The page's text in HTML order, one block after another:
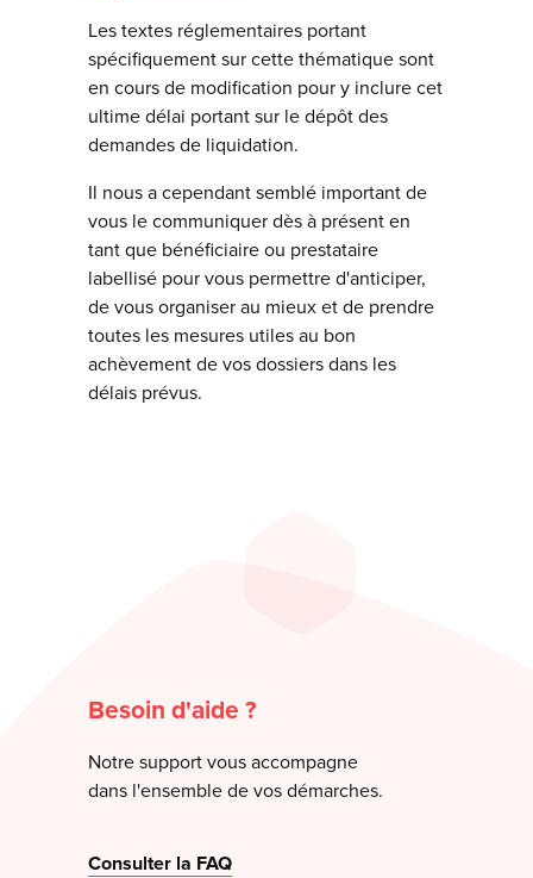
Les textes réglementaires portant
spécifiquement sur cette thématique sont
en cours de modification pour y inclure cet
ultime délai portant sur le dépôt des
demandes de liquidation.
Il nous a cependant semblé important de
vous le communiquer dès à présent en
tant que bénéficiaire ou prestataire
labellisé pour vous permettre d'anticiper,
de vous organiser au mieux et de prendre
toutes les mesures utiles au bon
achèvement de vos dossiers dans les
délais prévus.
Besoin d'aide ?
Notre support vous accompagne
dans l'ensemble de vos démarches.
Consulter la FAQ